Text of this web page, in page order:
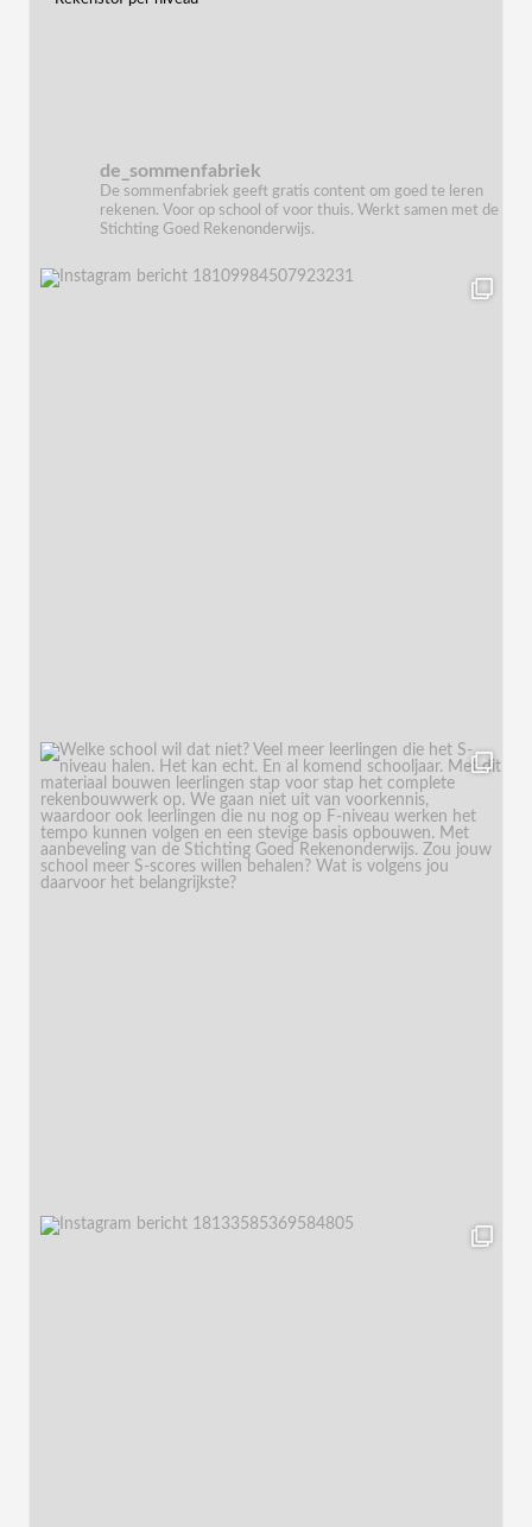
de_sommenfabriek
De sommenfabriek geeft gratis content om goed te leren
rekenen. Voor op school of voor thuis. Werkt samen met de
Stichting Goed Rekenonderwijs.